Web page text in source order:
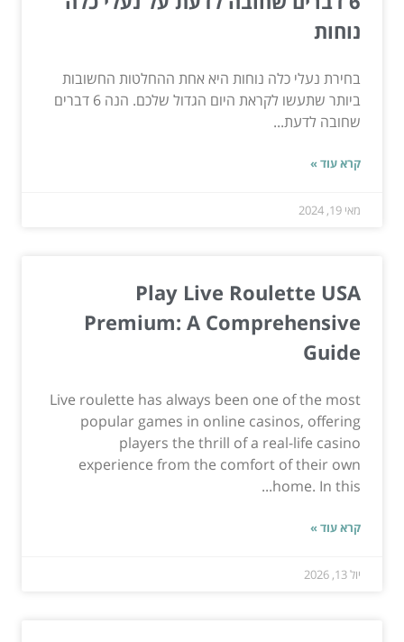
נוחות
בחירת נעלי כלה נוחות היא אחת ההחלטות החשובות
ביותר שתעשו לקראת היום הגדול שלכם. הנה 6 דברים
שחובה לדעת...
קרא עוד »
מאי 19, 2024
Play Live Roulette USA
Premium: A Comprehensive
Guide
Live roulette has always been one of the most
popular games in online casinos, offering
players the thrill of a real-life casino
experience from the comfort of their own
home. In this...
קרא עוד »
יול 13, 2026